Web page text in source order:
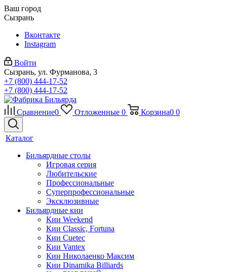
Ваш город
Сызрань
Вконтакте
Instagram
Войти
Сызрань, ул. Фурманова, 3
+7 (800) 444-17-52
+7 (800) 444-17-52
Сравнение0 Отложенные 0 Корзина0 0
Каталог
Бильярдные столы
Игровая серия
Любительские
Профессиональные
Суперпрофессиональные
Эксклюзивные
Бильярдные кии
Кии Weekend
Кии Classic, Fortuna
Кии Cuetec
Кии Vantex
Кии Николаенко Максим
Кии Dinamika Billiards